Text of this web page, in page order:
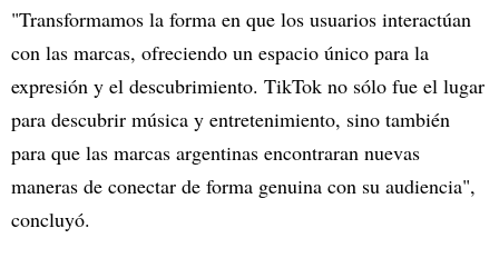
"Transformamos la forma en que los usuarios interactúan
con las marcas, ofreciendo un espacio único para la
expresión y el descubrimiento. TikTok no sólo fue el lugar
para descubrir música y entretenimiento, sino también
para que las marcas argentinas encontraran nuevas
maneras de conectar de forma genuina con su audiencia",
concluyó.